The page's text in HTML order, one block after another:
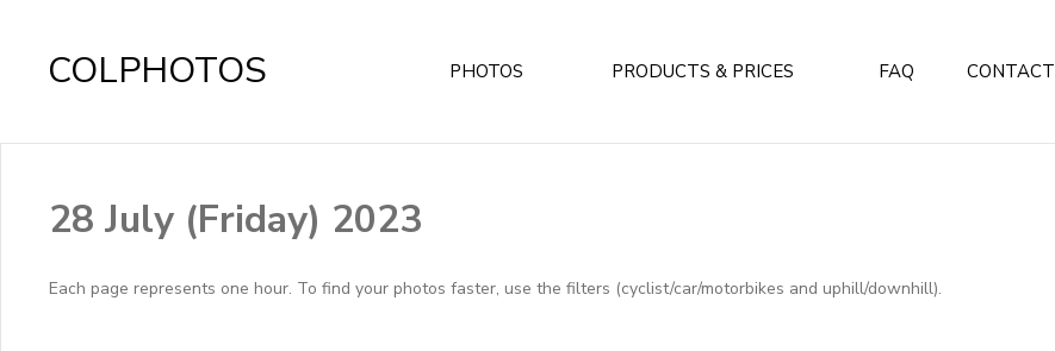
COLPHOTOS PHOTOS PRODUCTS & PRICES FAQ CONTACT
28 July (Friday) 2023
Each page represents one hour. To find your photos faster, use the filters (cyclist/car/motorbikes and uphill/downhill).